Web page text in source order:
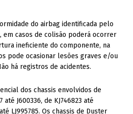
do airbag identificada pelo
em casos de colisão poderá ocorrer
ineficiente do componente, na
pode ocasionar lesões graves e/ou
há registros de acidentes.
dos chassis envolvidos de
até J600336, de KJ746823 até
LJ995785. Os chassis de Duster